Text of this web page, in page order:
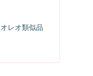
レオ類似品